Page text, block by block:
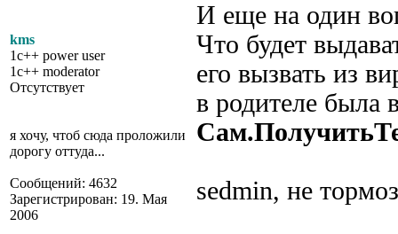
kms
1c++ power user
1c++ moderator
Отсутствует
я хочу, чтоб сюда проложили
дорогу оттуда...
Сообщений: 4632
Зарегистрирован: 19. Мая
2006
И еще на один
Что будет
его вызвать из
в родителе была
sedmin, не